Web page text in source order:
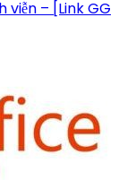
viễn – [Link GG